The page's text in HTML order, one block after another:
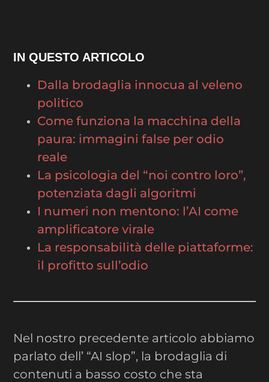
IN QUESTO ARTICOLO
Dalla brodaglia innocua al veleno
politico
Come funziona la macchina della
paura: immagini false per odio
reale
La psicologia del “noi contro loro”,
potenziata dagli algoritmi
I numeri non mentono: l’AI come
amplificatore virale
La responsabilità delle piattaforme:
il profitto sull’odio
Nel nostro precedente articolo abbiamo
parlato dell’ “AI slop”, la brodaglia di
contenuti a basso costo che sta